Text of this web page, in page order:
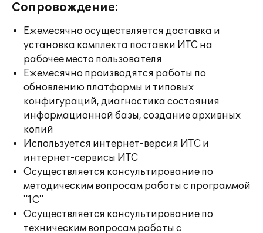
Сопровождение:
Ежемесячно осуществляется доставка и
установка комплекта поставки ИТС на
рабочее место пользователя
Ежемесячно производятся работы по
обновлению платформы и типовых
конфигураций, диагностика состояния
информационной базы, создание архивных
копий
Используется интернет-версия ИТС и
интернет-сервисы ИТС
Осуществляется консультирование по
методическим вопросам работы с программой
"1С"
Осуществляется консультирование по
техническим вопросам работы с